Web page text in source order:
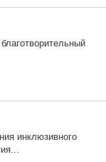
инклюзивного